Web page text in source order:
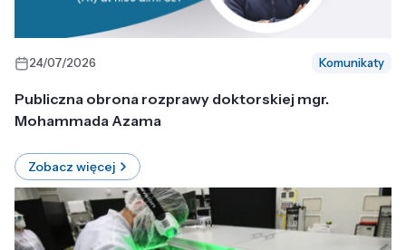
24/07/2026 Komunikaty
Publiczna obrona rozprawy doktorskiej mgr.
Mohammada Azama
Zobacz więcej